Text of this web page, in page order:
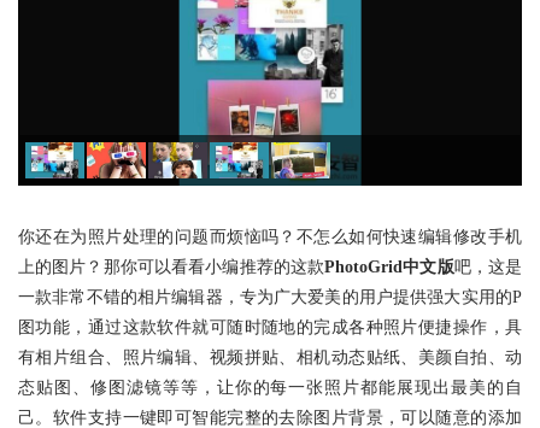
你还在为照片处理的问题而烦恼吗？不怎么如何快速编辑修改手机
上的图片？那你可以看看小编推荐的这款PhotoGrid中文版吧，这是
一款非常不错的相片编辑器，专为广大爱美的用户提供强大实用的P
图功能，通过这款软件就可随时随地的完成各种照片便捷操作，具
有相片组合、照片编辑、视频拼贴、相机动态贴纸、美颜自拍、动
态贴图、修图滤镜等等，让你的每一张照片都能展现出最美的自
己。软件支持一键即可智能完整的去除图片背景，可以随意的添加